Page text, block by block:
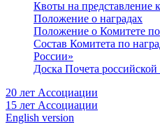
Квоты на представление
Положение о наградах
Положение о Комитете
Состав Комитета по
России»
Доска Почета российской
20 лет Ассоциации
15 лет Ассоциации
English version